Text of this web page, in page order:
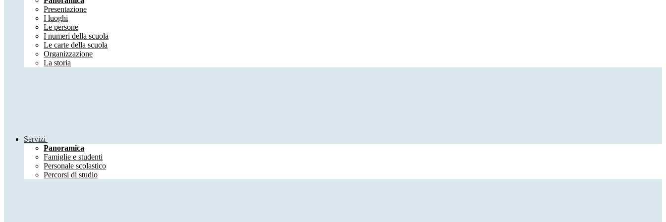
Presentazione
I luoghi
Le persone
I numeri della scuola
Le carte della scuola
Organizzazione
La storia
Servizi
Panoramica
Famiglie e studenti
Personale scolastico
Percorsi di studio